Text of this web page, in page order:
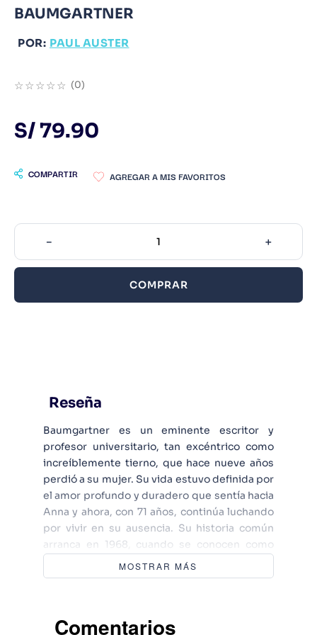
BAUMGARTNER
POR: PAUL AUSTER
☆☆☆☆☆ (0)
S/79.90
COMPARTIR
＋
－
COMPRAR
Reseña
Baumgartner es un eminente escritor y
profesor universitario, tan excéntrico como
increíblemente tierno, que hace nueve años
perdió a su mujer. Su vida estuvo definida por
el amor profundo y duradero que sentía hacia
Anna y ahora, con 71 años, continúa luchando
por vivir en su ausencia. Su historia común
arranca en 1968, cuando se conocen como
estudiantes sin dinero en Nueva York y a
pesar de ser casi opuestos en muchos
superación del duelo por la pérdida de Anna
MOSTRAR MÁS
Comentarios
9. Warhammer
10.Infantil